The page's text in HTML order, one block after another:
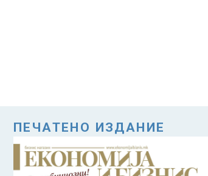
ПЕЧАТЕНО ИЗДАНИЕ